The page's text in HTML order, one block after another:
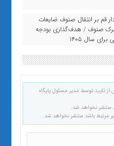
قم بر انتقال صنوف ضایعات
صنوف / هدف‌گذاری بودجه
تایید توسط مدیر مسئول پایگاه
منتشر نخواهد شد.
مرتبط باشد منتشر نخواهد شد.